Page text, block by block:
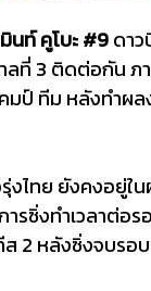
มินท์ คูโบะ #9ดา
ลที่ 3 ติดต่อกัน ภ
มป์ ทีม หลังทำผล
ไทย ยังคงอยู่ใ
รซิ่งทำเวลาต่อร
2 หลังซิ่งจบรอ